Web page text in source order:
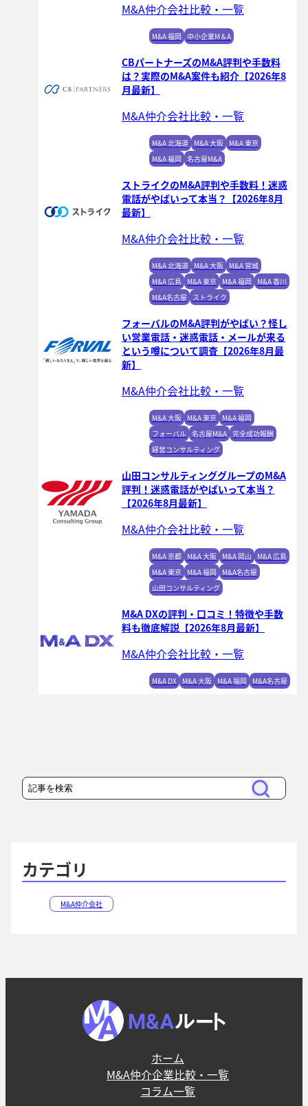
M&A仲介会社比較・一覧
M&A 福岡 中小企業M＆A
CBパートナーズのM&A評判や手数料
は？実際のM&A案件も紹介【2026年8
月最新】
M&A仲介会社比較・一覧
M&A 北海道 M&A 大阪
M&A 東京
M&A 福岡 名古屋M&A
ストライクのM&A評判や手数料！迷惑
電話がやばいって本当？【2026年8月
最新】
M&A仲介会社比較・一覧
M&A 北海道 M&A 大阪
M&A 宮城
M&A 広島
M&A 東京 M&A 福岡
M&A 香川
M&A名古屋
ストライク
フォーバルのM&A評判がやばい？怪し
い営業電話・迷惑電話・メールが来る
という噂について調査【2026年8月最
新】
M&A仲介会社比較・一覧
M&A 大阪 M&A 東京
M&A 福岡
フォーバル 名古屋M&A 完全成功報酬
経営コンサルティング
山田コンサルティンググループのM&A
評判！迷惑電話がやばいって本当？
【2026年8月最新】
M&A仲介会社比較・一覧
M&A 京都 M&A 大阪 M&A 岡山
M&A 広島
M&A 東京
M&A 福岡
M&A名古屋
山田コンサルティング
M&A DXの評判・口コミ！特徴や手数
料も徹底解説【2026年8月最新】
M&A仲介会社比較・一覧
M&A DX M&A 大阪 M&A 福岡 M&A名古屋
検
索
検
索
カテゴリ
M&A仲介会社
ホーム
M&A仲介企業比較・一覧
コラム一覧